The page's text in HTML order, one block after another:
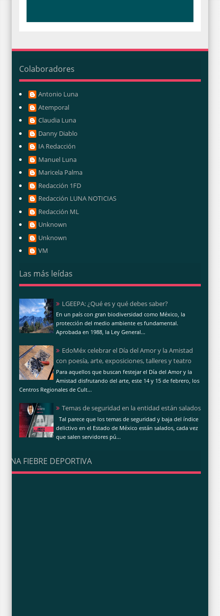
Colaboradores
Antonio Luna
Atemporal
Claudia Luna
Danny Diablo
IA Redacción
Manuel Luna
Maricela Palma
Redacción 1FD
Redacción LUNA NOTICIAS
Redacción ML
Unknown
Unknown
VM
Las más leídas
LGEEPA: ¿Qué es y qué debes saber?
En un país con gran biodiversidad como México, la
protección del medio ambiente es fundamental.
Aprobada en 1988, la Ley General...
EdoMéx celebrar el Día del Amor y la Amistad
con poesía, arte, exposiciones, talleres y teatro
Para aquellos que buscan festejar el Día del Amor y la
Amistad disfrutando del arte, este 14 y 15 de febrero, los
Centros Regionales de Cult...
Temas de seguridad en la entidad están salados
Tal parece que los temas de seguridad y baja del índice
delictivo en el Estado de México están salados, cada vez
que salen servidores pú...
UNA FIEBRE DEPORTIVA